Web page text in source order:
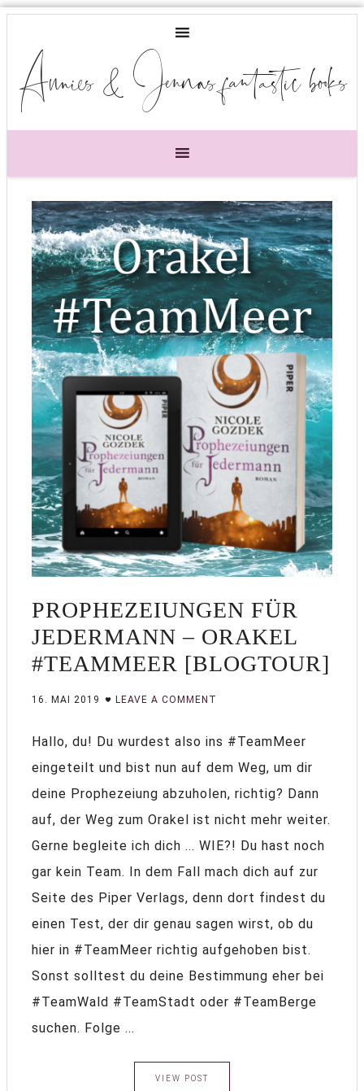
Annies & Jennas fantastic books
PROPHEZEIUNGEN FÜR
JEDERMANN – ORAKEL
#TEAMMEER [BLOGTOUR]
16. MAI 2019 LEAVE A COMMENT
Hallo, du! Du wurdest also ins #TeamMeer
eingeteilt und bist nun auf dem Weg, um dir
deine Prophezeiung abzuholen, richtig? Dann
auf, der Weg zum Orakel ist nicht mehr weiter.
Gerne begleite ich dich ... WIE?! Du hast noch
gar kein Team. In dem Fall mach dich auf zur
Seite des Piper Verlags, denn dort findest du
einen Test, der dir genau sagen wirst, ob du
hier in #TeamMeer richtig aufgehoben bist.
Sonst solltest du deine Bestimmung eher bei
#TeamWald #TeamStadt oder #TeamBerge
suchen. Folge ...
VIEW POST